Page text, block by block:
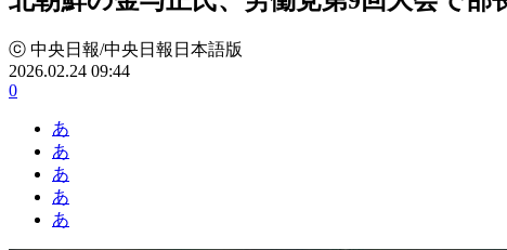
ⓒ 中央日報/中央日報日本語版
2026.02.24 09:44
0
あ
あ
あ
あ
あ